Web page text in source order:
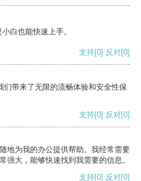
白也能快速上手。
支持[0] 反对[0]
带来了无限的流畅体验和安全性保
支持[0] 反对[0]
地为我的办公提供帮助。我经常需要
强大，能够快速找到我需要的信息。
支持[0] 反对[0]